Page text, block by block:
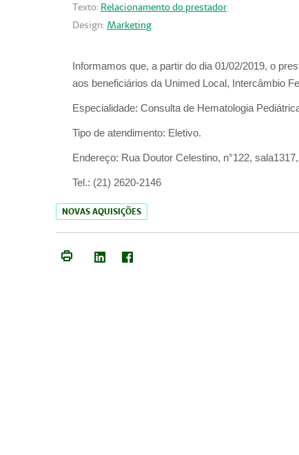
Texto: Relacionamento do prestador
Design: Marketing
Informamos que, a partir do dia 01/02/2019, o
aos beneficiários da Unimed Local, Intercâmbio
Especialidade: Consulta de Hematologia
Tipo de atendimento: Eletivo.
Endereço: Rua Doutor Celestino, n°122,
Tel.: (21) 2620-2146
NOVAS AQUISIÇÕES